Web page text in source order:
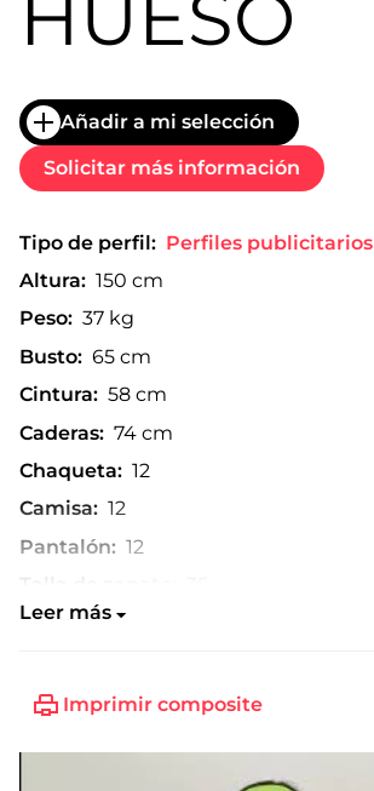
Añadir a mi selección
Solicitar más información
Tipo de perfil: Perfiles publicitarios
Altura: 150 cm
Peso: 37 kg
Busto: 65 cm
Cintura: 58 cm
Caderas: 74 cm
Chaqueta: 12
Camisa: 12
Pantalón: 12
Leer más
Imprimir composite